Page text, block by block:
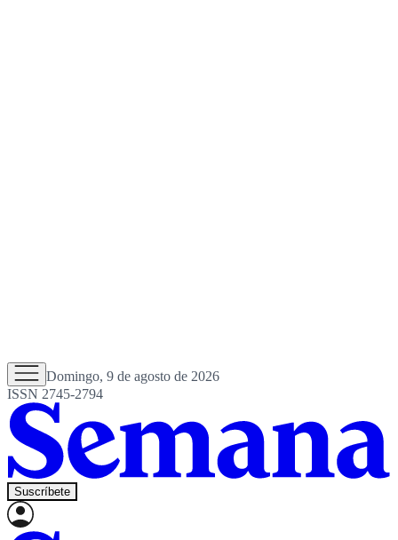
Domingo, 9 de agosto de 2026
ISSN 2745-2794
Suscríbete